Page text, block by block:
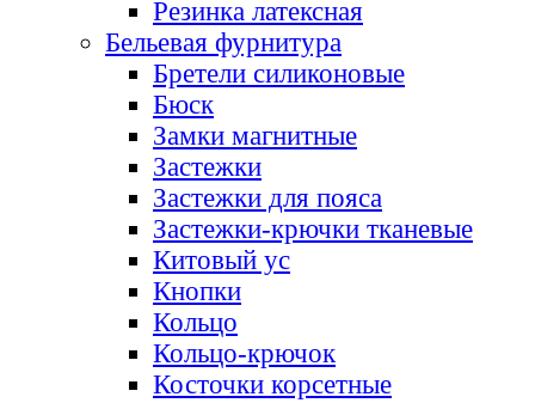
Резинка латексная
Бельевая фурнитура
Бретели силиконовые
Бюск
Замки магнитные
Застежки
Застежки для пояса
Застежки-крючки тканевые
Китовый ус
Кнопки
Кольцо
Кольцо-крючок
Косточки корсетные